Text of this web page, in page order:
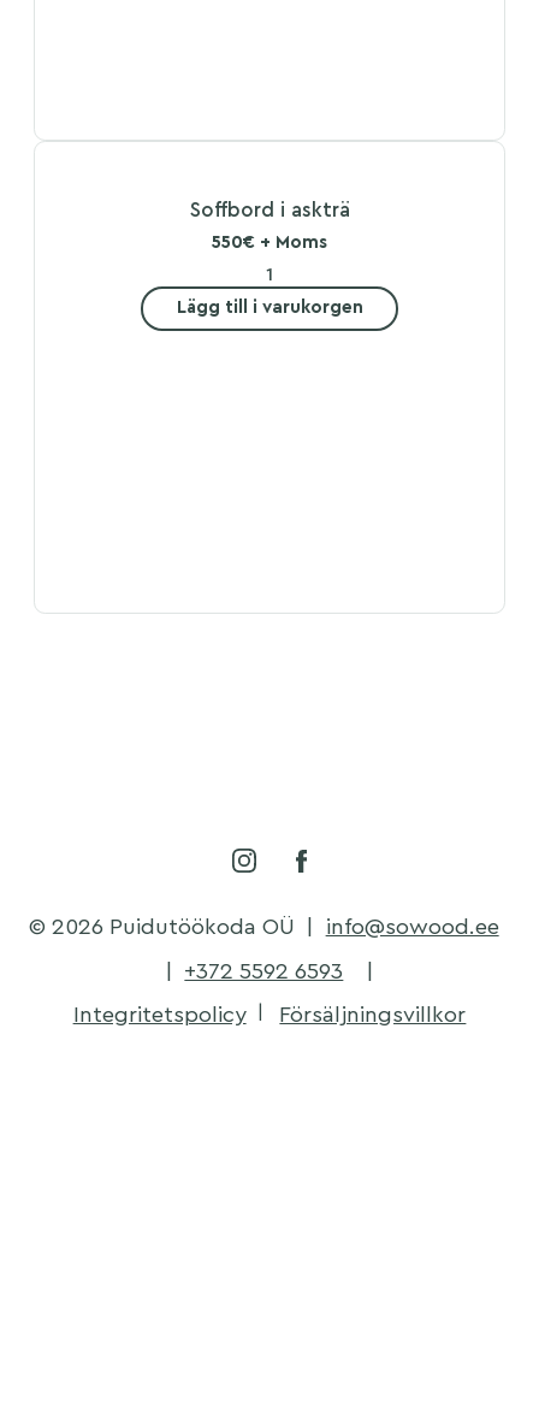
Soffbord i askträ
550€ + Moms
Lägg till i varukorgen
© 2026 Puidutöökoda OÜ
info@sowood.ee
+372 5592 6593
Integritetspolicy
Försäljningsvillkor